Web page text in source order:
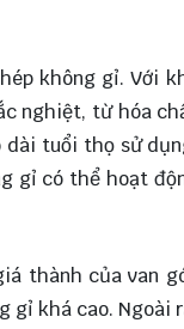
không gỉ. Với
nghiệt, từ hóa
dài tuổi thọ sử
gỉ có thể hoạt
thành của van
gỉ khá cao. Ngoài